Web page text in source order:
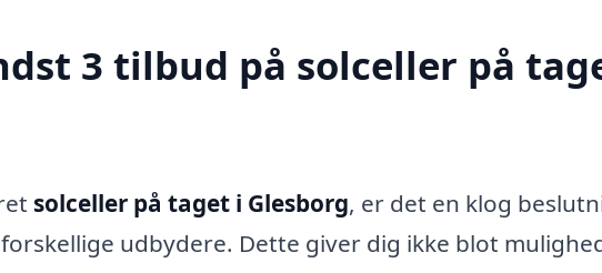
3 tilbud på solceller på
solceller på taget i Glesborg, er det en klog
udbydere. Dette giver dig ikke blot